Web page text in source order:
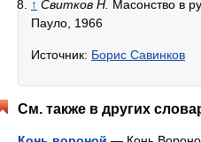
↑ Свитков Н. Масонство в
Пауло, 1966
Источник: Борис Савинков
См. также в других